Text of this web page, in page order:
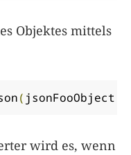
Objektes mittels
( jsonFooObject
wird es, wenn